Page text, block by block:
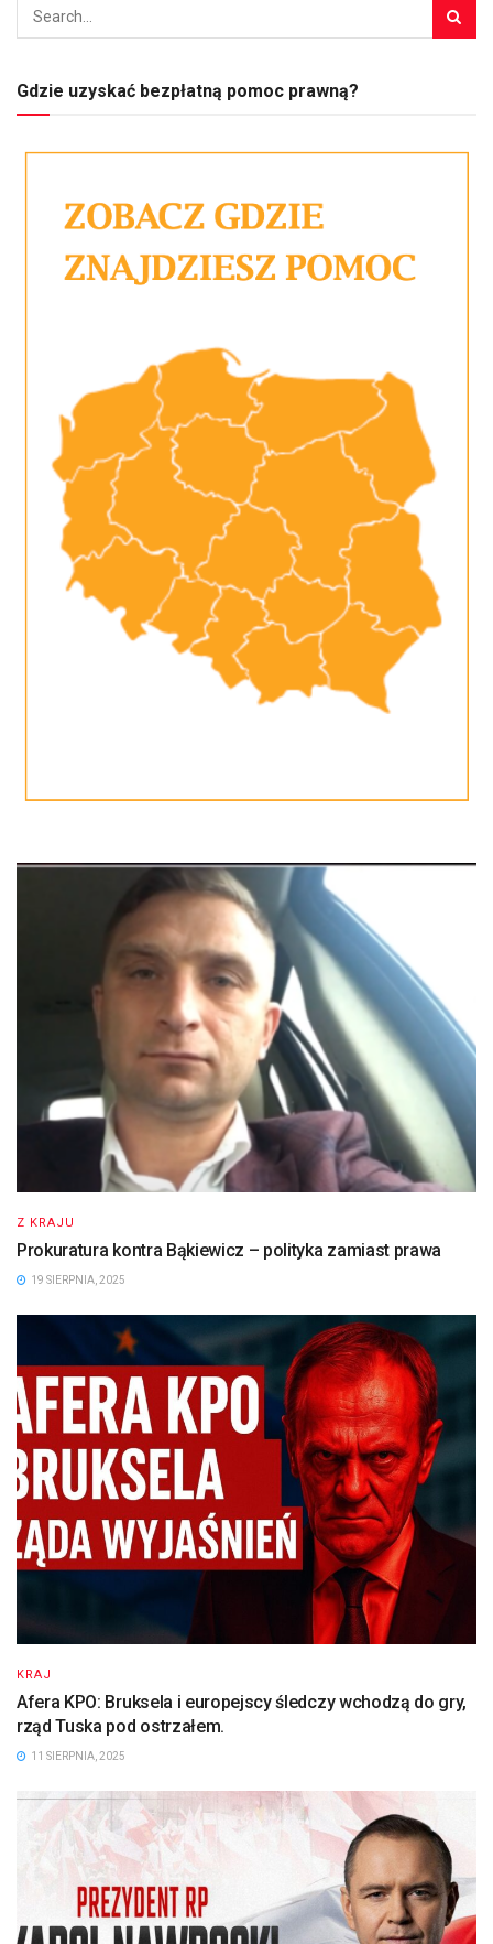
Gdzie uzyskać bezpłatną pomoc prawną?
Z KRAJU
Prokuratura kontra Bąkiewicz – polityka zamiast prawa
19 SIERPNIA, 2025
KRAJ
Afera KPO: Bruksela i europejscy śledczy wchodzą do gry,
rząd Tuska pod ostrzałem.
11 SIERPNIA, 2025